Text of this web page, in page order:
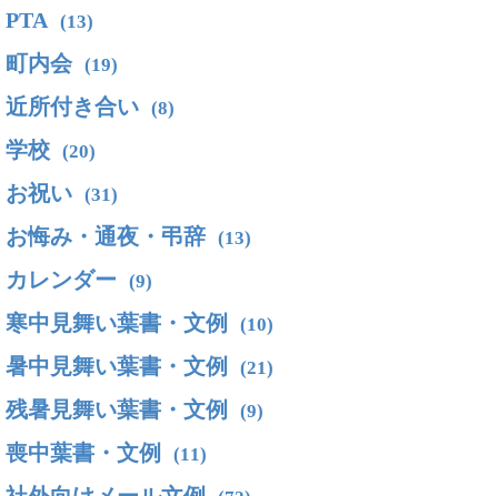
PTA (13)
町内会 (19)
近所付き合い (8)
学校 (20)
お祝い (31)
お悔み・通夜・弔辞 (13)
カレンダー (9)
寒中見舞い葉書・文例 (10)
暑中見舞い葉書・文例 (21)
残暑見舞い葉書・文例 (9)
喪中葉書・文例 (11)